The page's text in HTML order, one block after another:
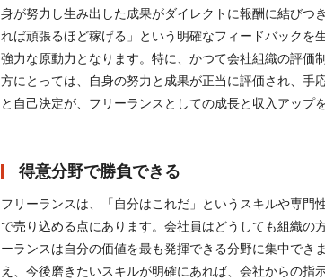
身が努力し生み出した成果がダイレクトに報酬に結びつ
れば頑張るほど稼げる」という明確なフィードバックを
強力な原動力となります。特に、かつて会社組織の評価
方にとっては、自身の努力と成果が正当に評価され、手
と自己決定が、フリーランスとしての成長と収入アップ
得意分野で勝負できる
フリーランスは、「自分はこれだ」というスキルや専門
で売り込める点にあります。会社員はどうしても組織の
ーランスは自分の価値を最も発揮できる分野に集中でき
え、今後磨きたいスキルが明確にあれば、会社からの指